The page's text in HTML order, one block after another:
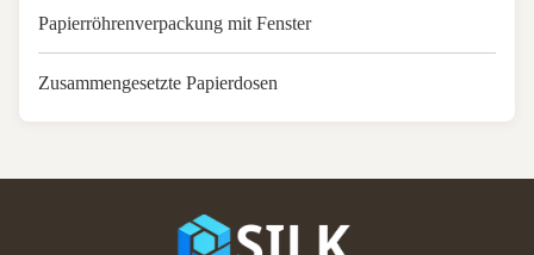
Papierröhrenverpackung mit Fenster
Zusammengesetzte Papierdosen